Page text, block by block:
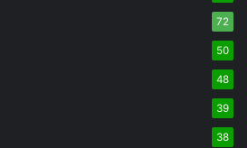
72
50
48
39
38